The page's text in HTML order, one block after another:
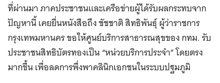
ที่ผ่านมา ภาคประชาชนและเครือข่ายผู้ได้รับผลกระทบจาก
ปัญหานี้ เคยยื่นหนังสือถึง ชัชชาติ สิทธิพันธุ์ ผู้ว่าราชการ
กรุงเทพมหานคร ขอให้ศูนย์บริการสาธารณสุขของ กทม. รับ
ประชาชนสิทธิบัตรทองเป็น “หน่วยบริการประจำ” โดยตรง
มากขึ้น เพื่อลดการพึ่งพาคลินิกเอกชนในระบบปฐมภูมิ